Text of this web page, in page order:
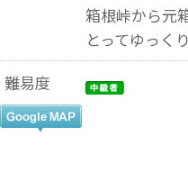
箱根峠から元
とってゆっく
難易度